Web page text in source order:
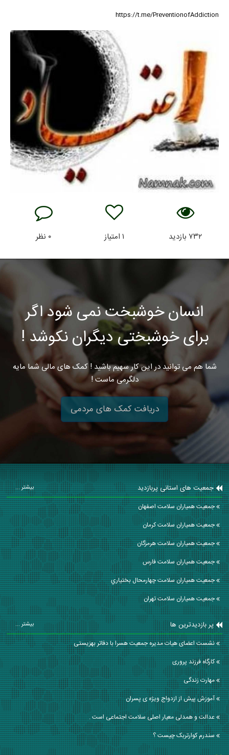
https://t.me/PreventionofAddiction
۷۳۲ بازدید ۱امتیاز ۰ نظر
انسان خوشبخت نمی شود اگر
برای خوشبختی دیگران نکوشد !
شما هم می توانید در این کار سهیم باشید ! کمک های مالی شما مایه
دلگرمی ماست !
دریافت کمک های مردمی
جمعیت های استانی پربازدید بیشتر ...
جمعیت همیاران سلامت اصفهان
جمعیت همیاران سلامت كرمان
جمعیت همیاران سلامت هرمزگان
جمعیت همیاران سلامت فارس
جمعیت همیاران سلامت چهارمحال بختياري
جمعیت همیاران سلامت تهران
پر بازدیدترین ها بیشتر ...
نشست اعضای هیات مدیره جمعیت هسرا با دفاتر بهزیستی
کارگاه فرزند پروری
مهارت زندگی
آموزش پیش از ازدواج ویژه ی پسران
عدالت و همدلی معیار اصلی سلامت اجتماعی است .
سندرم کوارتربک چیست ؟